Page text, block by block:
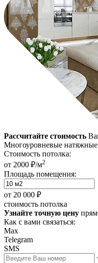
Рассчитайте стоимость
Многоуровневые
Стоимость потолка:
от 2000 ₽/м2
Площадь помещения:
от 20 000 ₽
стоимость потолка
Узнайте точную цену
Как с вами связаться:
Max
Telegram
SMS